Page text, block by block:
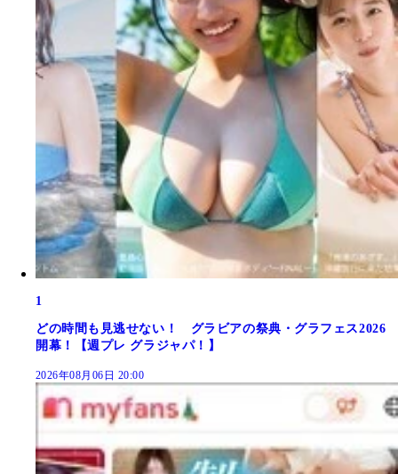
1
どの時間も見逃せない！ グラビアの祭典・グラフェス2026
開幕！【週プレ グラジャパ！】
2026年08月06日 20:00